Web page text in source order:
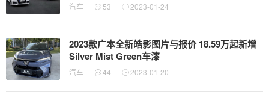
汽车 53 2023-01-24
2023款广本全新皓影图片与报价 18.59万起新增
Silver Mist Green车漆
汽车 44 2023-01-20